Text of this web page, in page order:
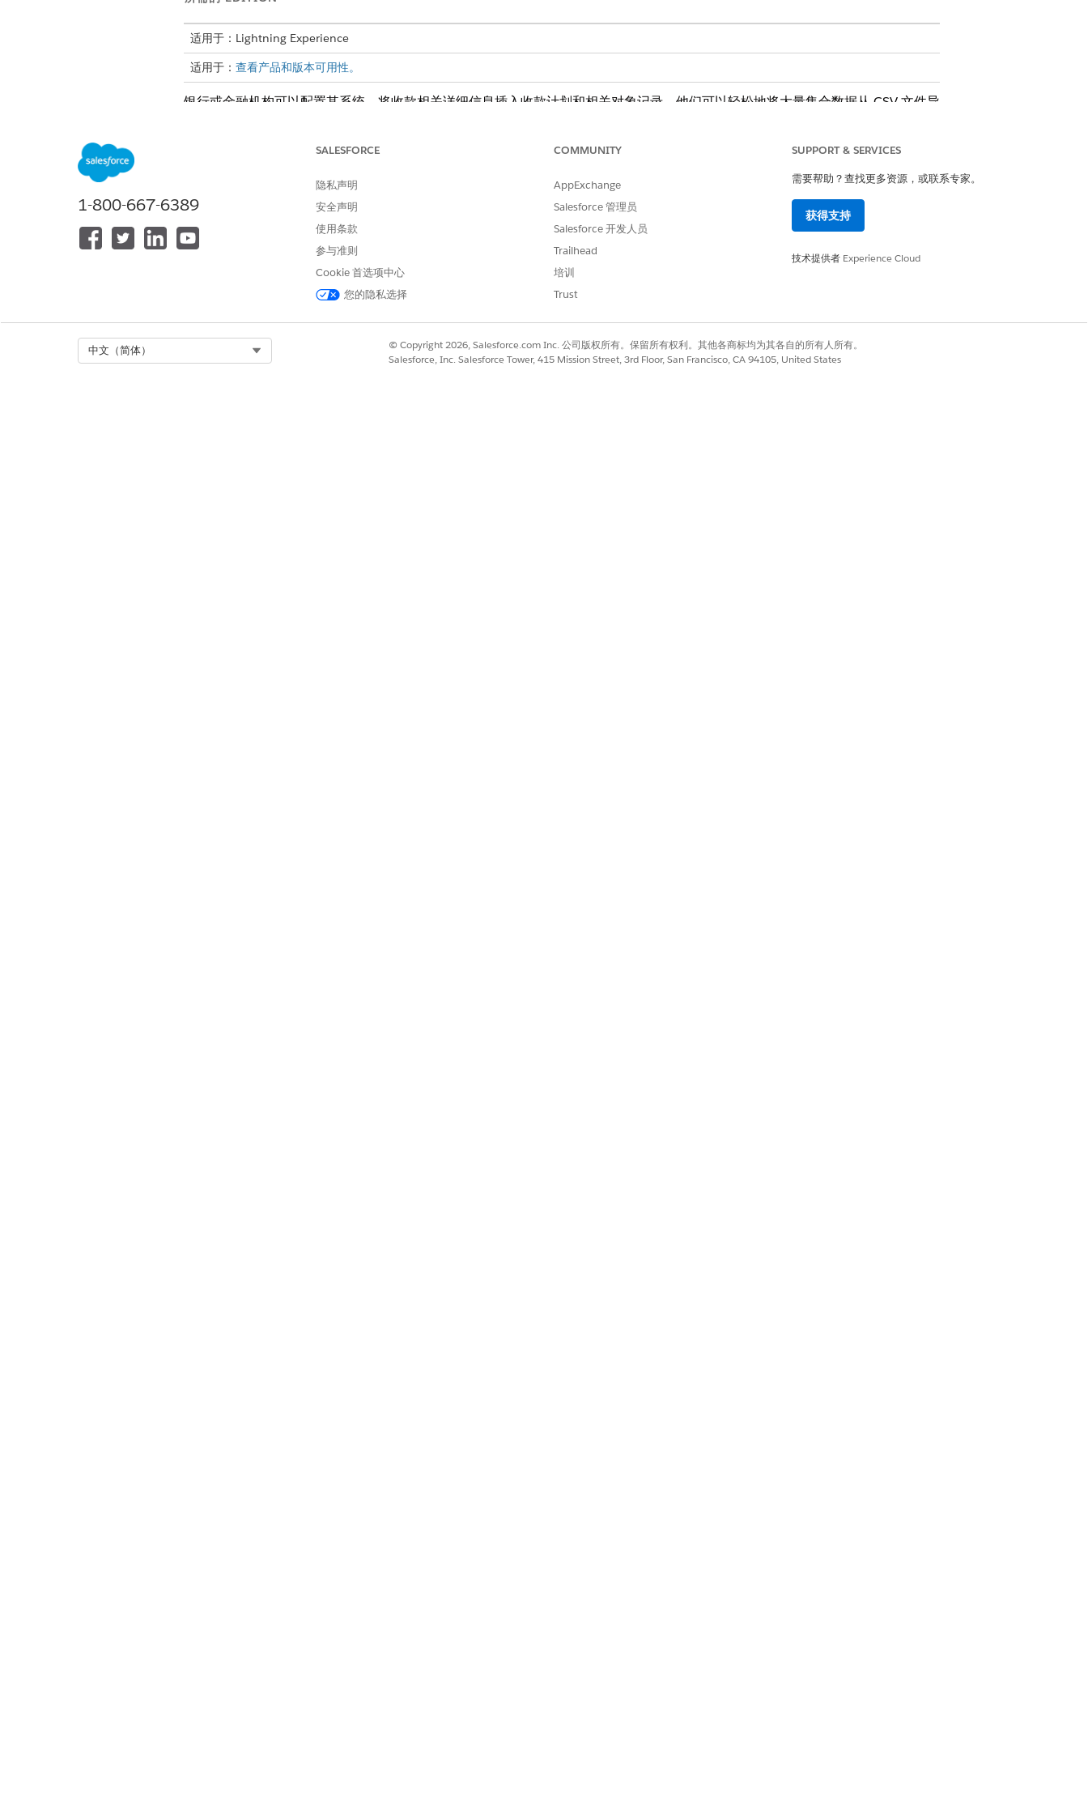
适用于：Lightning Experience
适用于： 查看产品和版本可用性。
银行或金融机构可以配置其系统，将收款相关详细信息插入收款计划和相关对象记录。他们可以轻松地将大量集合数据从 CSV 文件导
收款计划项目：表示收款计划的实例。存储发票或财务账户报表的滞纳金详细信息。
收款计划原因：存储启动收款流程的原因，包括未支付账单、破产、未偿发票和已故客户持有人。
以下是集合数据模型。
1-800-667-6389
SALESFORCE
隐私声明
安全声明
使用条款
参与准则
Cookie 首选项中心
您的隐私选择
COMMUNITY
AppExchange
Salesforce 管理员
Salesforce 开发人员
Trailhead
培训
Trust
SUPPORT & SERVICES
需要帮助？查找更多资源，或联系专家。
获得支持
技术提供者 Experience Cloud
中文（简体）
© Copyright 2026, Salesforce.com Inc. 公司版权所有。保留所有权利。其他各商标均为其各自的所有人所有。
Salesforce, Inc. Salesforce Tower, 415 Mission Street, 3rd Floor, San Francisco, CA 94105, United States